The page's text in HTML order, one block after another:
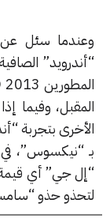
وفيما إذا
بتجربة
جي” أي قيمة
حذو